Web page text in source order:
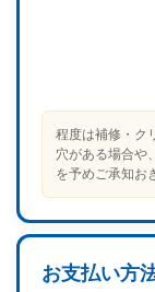
程度は補修・ク
穴がある場合や
を予めご承知お
お支払い方